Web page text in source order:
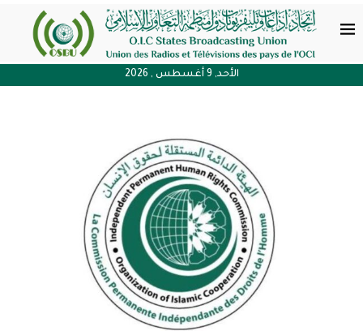
الأحد, 9 أغسطس , 2026